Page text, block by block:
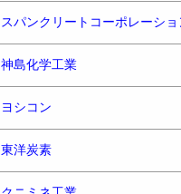
スパンクリートコーポレーショ
神島化学工業
ヨシコン
東洋炭素